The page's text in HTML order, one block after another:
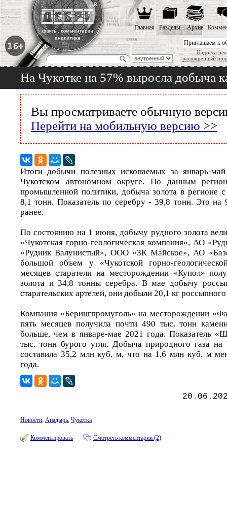
Приглашаем к
Надоела
расширенный
Главная Разделы Архив
На Чукотке на 57% выросла добыча
Вы просматриваете обычную
Перейти на мобильную версию >>
Итоги добычи полезных ископаемых за январь-
Чукотском автономном округе. По данным
промышленной политики, добыча золота в регионе с
8,1 тонн. Показатель по серебру - 39,8 тонн. Это
ранее.
По состоянию на 1 июня, добычу рудного золота
«Чукотская горно-геологическая компания», АО
«Рудник Валунистый», ООО «ЗК Майское», АО
большой объем у «Чукотской горно-
месяцев старатели на месторождении «Купол»
золота и 34,8 тонны серебра. В мае добычу
старательских артелей, они добыли 20,1 кг россыпного
Компания «Берингпромуголь» на месторождении
пять месяцев получила почти 490 тыс. тонн
больше, чем в январе-мае 2021 года. Показатель
тыс. тонн бурого угля. Добыча природного газа на
составила 35,2 млн куб. м, что на 1,6 млн куб. м
года.
Новости, Анадырь, Чукотка
Комментировать Смотреть комментарии (2)